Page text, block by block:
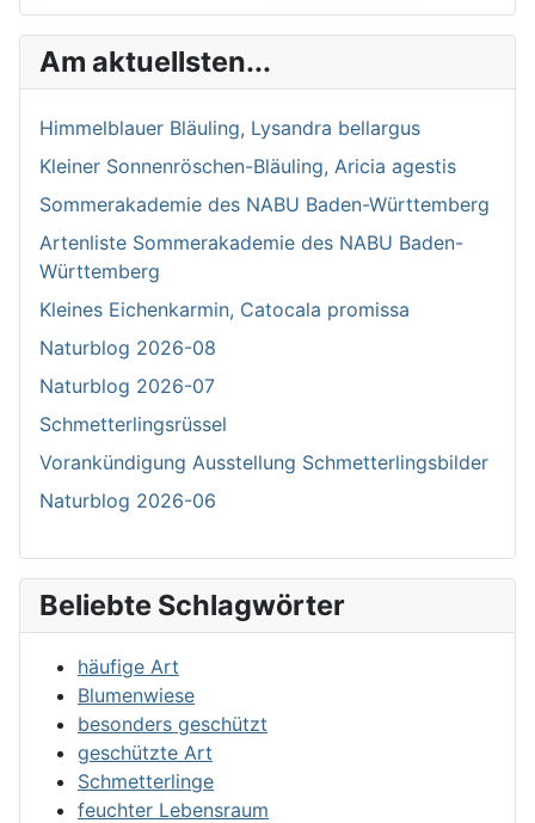
Am aktuellsten...
Himmelblauer Bläuling, Lysandra bellargus
Kleiner Sonnenröschen-Bläuling, Aricia agestis
Sommerakademie des NABU Baden-Württemberg
Artenliste Sommerakademie des NABU Baden-
Württemberg
Kleines Eichenkarmin, Catocala promissa
Naturblog 2026-08
Naturblog 2026-07
Schmetterlingsrüssel
Vorankündigung Ausstellung Schmetterlingsbilder
Naturblog 2026-06
Beliebte Schlagwörter
häufige Art
Blumenwiese
besonders geschützt
geschützte Art
Schmetterlinge
feuchter Lebensraum